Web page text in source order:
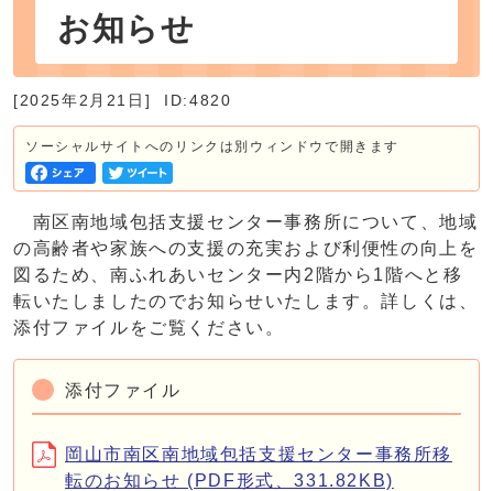
お知らせ
[2025年2月21日] ID:4820
ソーシャルサイトへのリンクは別ウィンドウで開きます
南区南地域包括支援センター事務所について、地域
の高齢者や家族への支援の充実および利便性の向上を
図るため、南ふれあいセンター内2階から1階へと移
転いたしましたのでお知らせいたします。詳しくは、
添付ファイルをご覧ください。
添付ファイル
岡山市南区南地域包括支援センター事務所移
転のお知らせ (PDF形式、331.82KB)